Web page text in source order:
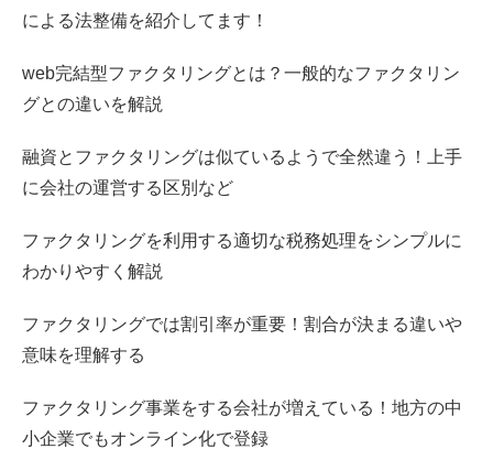
による法整備を紹介してます！
web完結型ファクタリングとは？一般的なファクタリン
グとの違いを解説
融資とファクタリングは似ているようで全然違う！上手
に会社の運営する区別など
ファクタリングを利用する適切な税務処理をシンプルに
わかりやすく解説
ファクタリングでは割引率が重要！割合が決まる違いや
意味を理解する
ファクタリング事業をする会社が増えている！地方の中
小企業でもオンライン化で登録